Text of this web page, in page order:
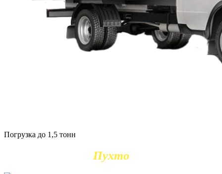
Погрузка до 1,5 тонн
Пухто